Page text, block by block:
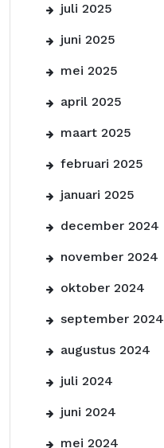
juli 2025
juni 2025
mei 2025
april 2025
maart 2025
februari 2025
januari 2025
december 2024
november 2024
oktober 2024
september 2024
augustus 2024
juli 2024
juni 2024
mei 2024